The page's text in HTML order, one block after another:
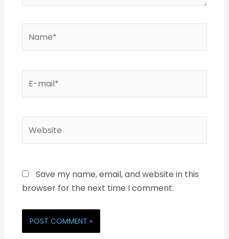
Save my name, email, and website in this
browser for the next time I comment.